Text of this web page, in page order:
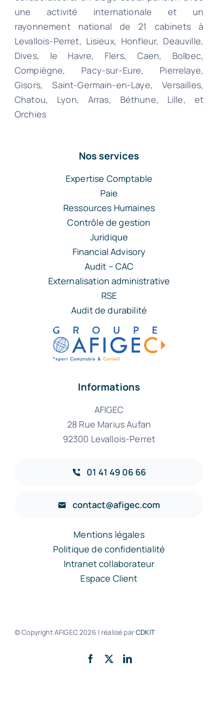
une activité internationale et un
rayonnement national de 21 cabinets à
Levallois-Perret, Lisieux, Honfleur, Deauville,
Dives, le Havre, Flers, Caen, Bolbec,
Compiègne, Pacy-sur-Eure, Pierrelaye,
Gisors, Saint-Germain-en-Laye, Versailles,
Chatou, Lyon, Arras, Béthune, Lille, et
Orchies
Nos services
Expertise Comptable
Paie
Ressources Humaines
Contrôle de gestion
Juridique
Financial Advisory
Audit – CAC
Externalisation administrative
RSE
Audit de durabilité
Informations
AFIGEC
28 Rue Marius Aufan
92300 Levallois-Perret
01 41 49 06 66
contact@afigec.com
Mentions légales
Politique de confidentialité
Intranet collaborateur
Espace Client
© Copyright AFIGEC2026 | réalisé parCDKIT